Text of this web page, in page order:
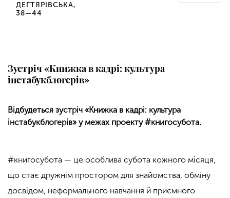
ДЕГТЯРІВСЬКА,
38—44
Зустріч «Книжка в кадрі: культура
інстабукблогерів»
Відбудеться зустріч «Книжка в кадрі: культура
інстабукблогерів» у межах проекту #книгосубота.
#книгосубота — це особлива субота кожного місяця,
що стає дружнім простором для знайомства, обміну
досвідом, неформального навчання й приємного